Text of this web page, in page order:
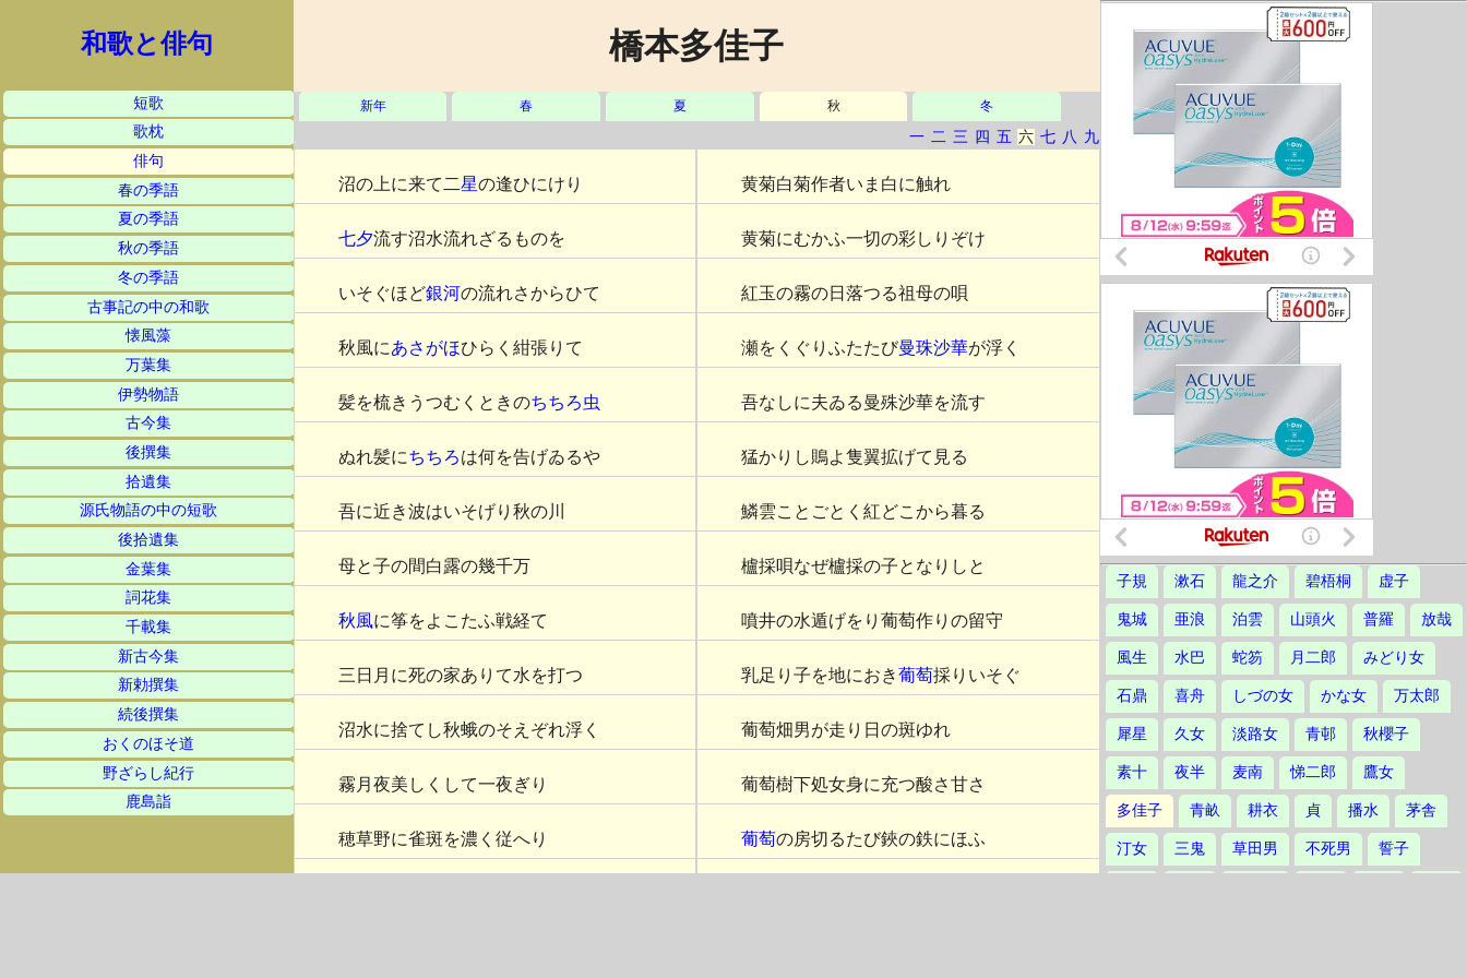
和歌と俳句
短歌
歌枕
俳句
春の季語
夏の季語
秋の季語
冬の季語
古事記の中の和歌
懐風藻
万葉集
伊勢物語
古今集
後撰集
拾遺集
源氏物語の中の短歌
後拾遺集
金葉集
詞花集
千載集
新古今集
新勅撰集
続後撰集
おくのほそ道
野ざらし紀行
鹿島詣
橋本多佳子
新年 春 夏 秋 冬
一 二 三 四 五 六 七 八 九
沼の上に来て 二星の逢ひにけり
七夕流す沼水流れざるものを
いそぐほど銀河の流れさからひて
秋風にあさがほひらく紺張りて
髪を梳きうつむくときのちちろ虫
ぬれ髪にちちろは何を告げゐるや
吾に近き波はいそげり秋の川
母と子の間白露の幾千万
秋風に筝をよこたふ戦経て
三日月に死の家ありて水を打つ
沼水に捨てし秋蛾のそえぞれ浮く
霧月夜美しくして一夜ぎり
穂草野に雀斑を濃く従へり
黄菊白菊作者いま白に触れ
黄菊にむかふ一切の彩しりぞけ
紅玉の霧の日落つる祖母の唄
瀬をくぐりふたたび曼珠沙華が浮く
吾なしに夫ゐる曼殊沙華を流す
猛かりし鵙よ隻翼拡げて見る
鱗雲ことごとく紅どこから暮る
櫨採唄なぜ櫨採の子となりしと
噴井の水遁げをり葡萄作りの留守
乳足り子を地におき葡萄採りいそぐ
葡萄畑男が走り日の斑ゆれ
葡萄樹下処女身に充つ酸さ甘さ
葡萄の房切るたび鋏の鉄にほふ
子規 漱石 龍之介 碧梧桐 虚子
鬼城 亜浪 泊雲 山頭火 普羅 放哉
風生 水巴 蛇笏 月二郎 みどり女
石鼎 喜舟 しづの女 かな女 万太郎
犀星 久女 淡路女 青邨 秋櫻子
素十 夜半 麦南 悌二郎 鷹女
多佳子 青畝 耕衣 貞 播水 茅舎
汀女 三鬼 草田男 不死男 誓子